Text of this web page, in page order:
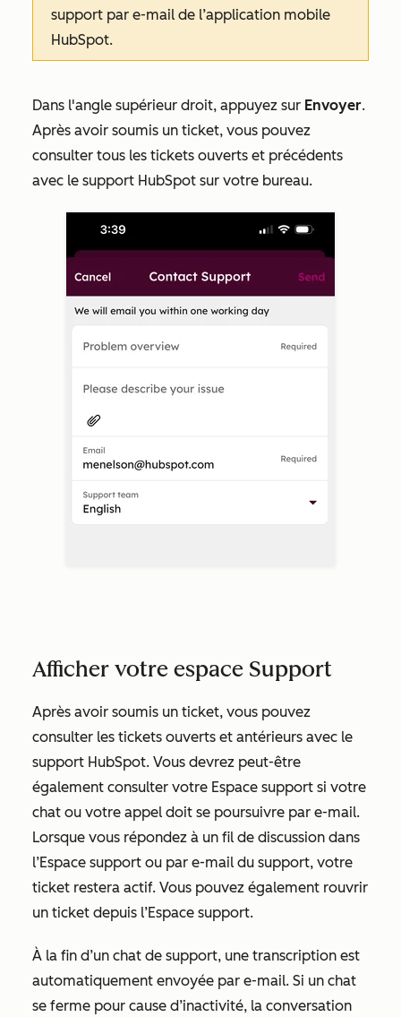
support par e-mail de l’application mobile
HubSpot.
Dans l'angle supérieur droit, appuyez sur Envoyer.
Après avoir soumis un ticket, vous pouvez
consulter tous les tickets ouverts et précédents
avec le support HubSpot sur votre bureau.
Afficher votre espace Support
Après avoir soumis un ticket, vous pouvez
consulter les tickets ouverts et antérieurs avec le
support HubSpot. Vous devrez peut-être
également consulter votre Espace support si votre
chat ou votre appel doit se poursuivre par e-mail.
Lorsque vous répondez à un fil de discussion dans
l’Espace support ou par e-mail du support, votre
ticket restera actif. Vous pouvez également rouvrir
un ticket depuis l’Espace support.
À la fin d’un chat de support, une transcription est
automatiquement envoyée par e-mail. Si un chat
se ferme pour cause d’inactivité, la conversation